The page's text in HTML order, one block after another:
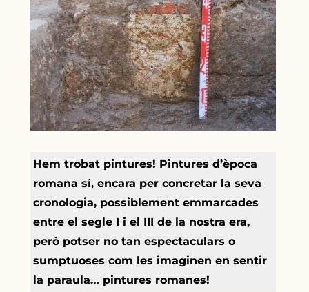
Hem trobat pintures! Pintures d’època
romana sí, encara per concretar la seva
cronologia, possiblement emmarcades
entre el segle I i el III de la nostra era,
però potser no tan espectaculars o
sumptuoses com les imaginen en sentir
la paraula… pintures romanes!